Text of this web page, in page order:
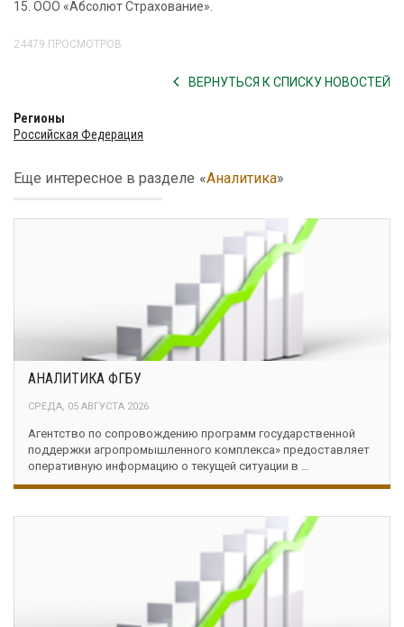
15. ООО «Абсолют Страхование».
24479 ПРОСМОТРОВ
ВЕРНУТЬСЯ К СПИСКУ НОВОСТЕЙ
Регионы
Российская Федерация
Еще интересное в разделе «Аналитика»
АНАЛИТИКА ФГБУ
СРЕДА, 05 АВГУСТА 2026
Агентство по сопровождению программ государственной
поддержки агропромышленного комплекса» предоставляет
оперативную информацию о текущей ситуации в …